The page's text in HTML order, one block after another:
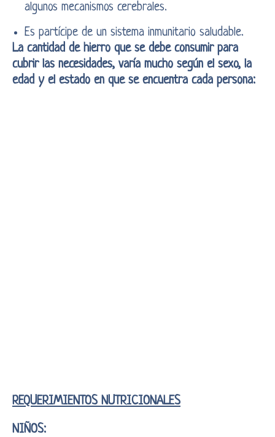
algunos mecanismos cerebrales.
Es partícipe de un sistema inmunitario saludable.
La cantidad de hierro que se debe consumir para
cubrir las necesidades, varía mucho según el sexo, la
edad y el estado en que se encuentra cada persona:
REQUERIMIENTOS NUTRICIONALES
NIÑOS: